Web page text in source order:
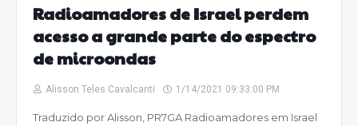
Radioamadores de Israel perdem
acesso a grande parte do espectro
de microondas
Alisson Teles Cavalcanti 1/14/2021 09:33:00 PM
Traduzido por Alisson, PR7GA Radioamadores em Israel